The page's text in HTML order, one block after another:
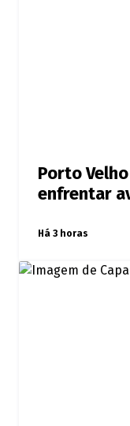
Porto
enfrentar
Há 3 horas